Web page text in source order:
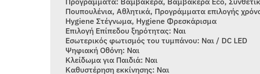
Πουπουλένια, Αθλητικά, Προγράμματα επιλογής
Hygiene Στέγνωμα, Hygiene Φρεσκάρισμα
Επιλογή Επίπεδου ξηρότητας: Ναι
Εσωτερικός φωτισμός του τυμπάνου: Ναι / DC LED
Ψηφιακή Οθόνη: Ναι
Κλείδωμα για Παιδιά: Ναι
Καθυστέρηση εκκίνησης: Ναι